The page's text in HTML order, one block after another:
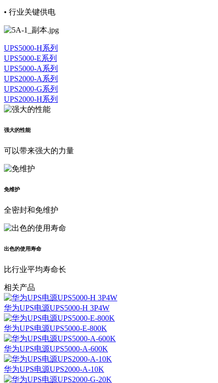
• 行业关键供电
UPS5000-H系列
UPS5000-E系列
UPS5000-A系列
UPS2000-A系列
UPS2000-G系列
UPS2000-H系列
强大的性能
可以带来强大的力量
免维护
全密封和免维护
出色的使用寿命
比行业平均寿命长
相关产品
华为UPS电源UPS5000-H 3P4W
华为UPS电源UPS5000-E-800K
华为UPS电源UPS5000-A-600K
华为UPS电源UPS2000-A-10K